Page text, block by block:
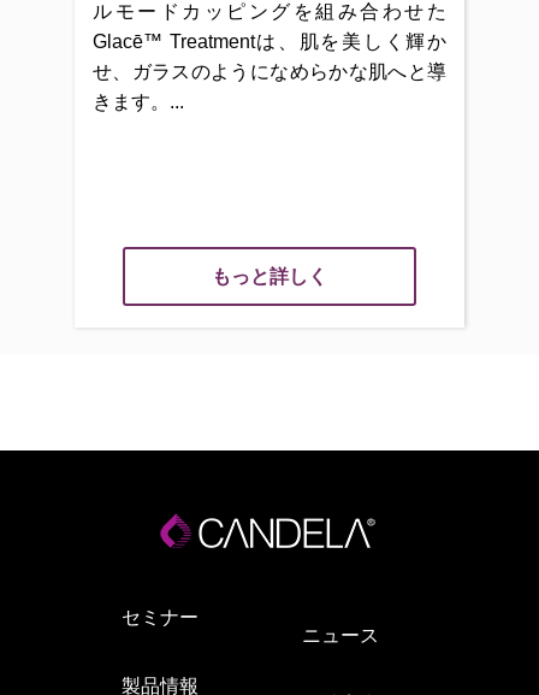
ルモードカッピングを組み合わせた
Glacē™ Treatmentは、肌を美しく輝か
せ、ガラスのようになめらかな肌へと導
きます。
もっと詳しく
セミナー
製品情報
ニュース